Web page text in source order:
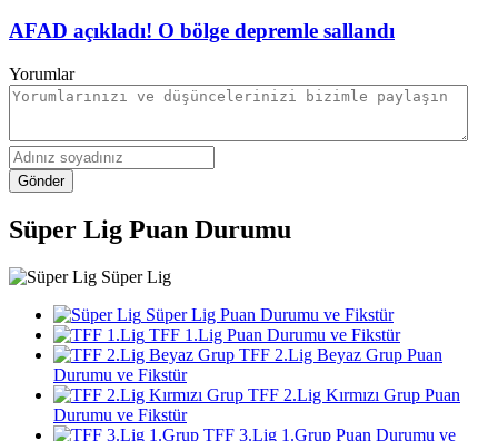
AFAD açıkladı! O bölge depremle sallandı
Yorumlar
Gönder
Süper Lig Puan Durumu
Süper Lig
Süper Lig Puan Durumu ve Fikstür
TFF 1.Lig Puan Durumu ve Fikstür
TFF 2.Lig Beyaz Grup Puan
Durumu ve Fikstür
TFF 2.Lig Kırmızı Grup Puan
Durumu ve Fikstür
TFF 3.Lig 1.Grup Puan Durumu ve